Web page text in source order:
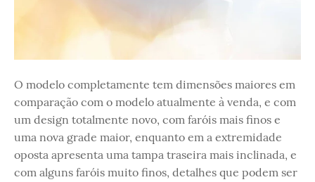
O modelo completamente tem dimensões maiores em
comparação com o modelo atualmente à venda, e com
um design totalmente novo, com faróis mais finos e
uma nova grade maior, enquanto em a extremidade
oposta apresenta uma tampa traseira mais inclinada, e
com alguns faróis muito finos, detalhes que podem ser